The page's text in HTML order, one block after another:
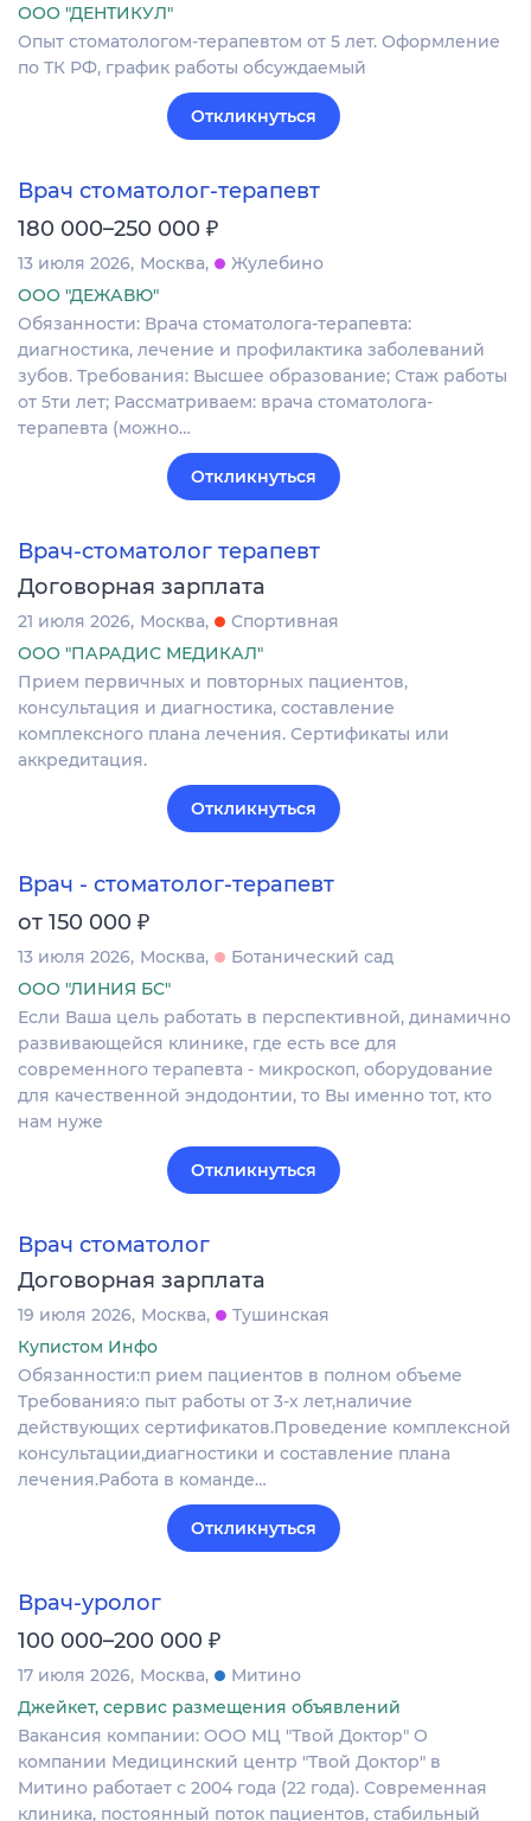
ООО "ДЕНТИКУЛ"
Опыт стоматологом-терапевтом от 5 лет. Оформление
по ТК РФ, график работы обсуждаемый
Откликнуться
Врач стоматолог-терапевт
180 000–250 000 ₽
13 июля 2026 Москва
Жулебино
ООО "ДЕЖАВЮ"
Обязанности: Врача стоматолога-терапевта:
диагностика, лечение и профилактика заболеваний
зубов. Требования: Высшее образование; Стаж работы
от 5ти лет; Рассматриваем: врача стоматолога-
терапевта (можно…
Откликнуться
Врач-стоматолог терапевт
Договорная зарплата
21 июля 2026 Москва
Спортивная
ООО "ПАРАДИС МЕДИКАЛ"
Прием первичных и повторных пациентов,
консультация и диагностика, составление
комплексного плана лечения. Сертификаты или
аккредитация.
Откликнуться
Врач - стоматолог-терапевт
от 150 000 ₽
13 июля 2026 Москва
Ботанический сад
ООО "ЛИНИЯ БС"
Если Ваша цель работать в перспективной, динамично
развивающейся клинике, где есть все для
современного терапевта - микроскоп, оборудование
для качественной эндодонтии, то Вы именно тот, кто
нам нуже
Откликнуться
Врач стоматолог
Договорная зарплата
19 июля 2026 Москва
Тушинская
Купистом Инфо
Обязанности:п рием пациентов в полном объеме
Требования:о пыт работы от 3-х лет,наличие
действующих сертификатов.Проведение комплексной
консультации,диагностики и составление плана
лечения.Работа в команде…
Откликнуться
Врач-уролог
100 000–200 000 ₽
17 июля 2026 Москва
Митино
Джейкет, сервис размещения объявлений
Вакансия компании: ООО МЦ "Твой Доктор" О
компании Медицинский центр "Твой Доктор" в
Митино работает с 2004 года (22 года). Современная
клиника, постоянный поток пациентов, стабильный